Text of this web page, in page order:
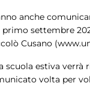
anche
settembre
Cusano
scuola estiva verrà
volta per